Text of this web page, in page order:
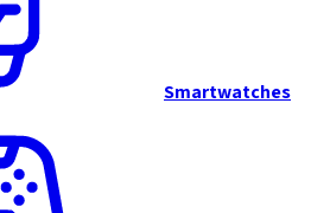
Smartwatches